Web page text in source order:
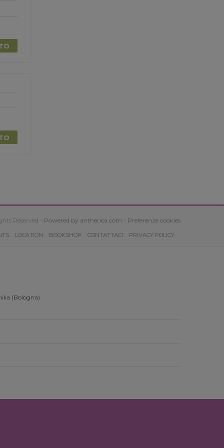
Reserved - Powered by antherica.com - Preferenze cookies
LOCATION BOOKSHOP CONTATTACI PRIVACY POLICY
(Bologna)